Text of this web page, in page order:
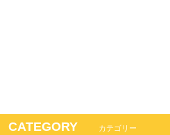
CATEGORY カテゴリー